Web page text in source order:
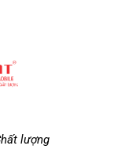
lượng